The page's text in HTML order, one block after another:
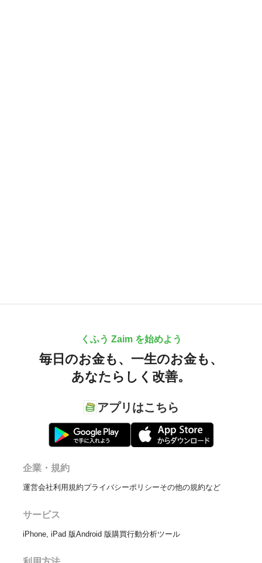
くふう Zaim を始めよう
毎日のお金も、 一生のお金も、
あなたらしく改善。
アプリはこちら
企業・規約
運営会社利用規約プライバシーポリシーその他の規約など
サービス
iPhone, iPad 版Android 版購買行動分析ツール